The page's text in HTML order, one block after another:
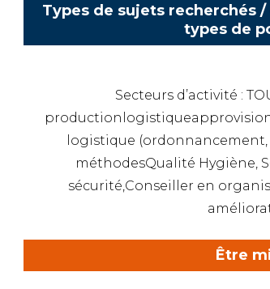
Types de sujets recherchés
types de
Secteurs d’activité :
logistique
méthodesQualité Hygiène,
sécurité,Conseiller en
Être